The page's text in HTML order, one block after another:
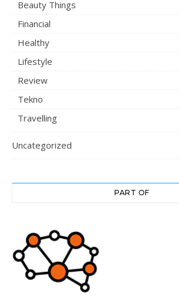
Beauty Things
Financial
Healthy
Lifestyle
Review
Tekno
Travelling
Uncategorized
PART OF